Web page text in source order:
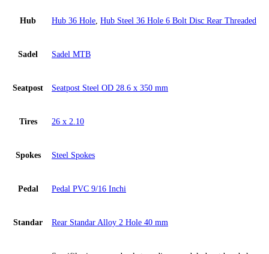
Hub Hub 36 Hole, Hub Steel 36 Hole 6 Bolt Disc Rear Threaded
Sadel Sadel MTB
Seatpost Seatpost Steel OD 28.6 x 350 mm
Tires 26 x 2.10
Spokes Steel Spokes
Pedal Pedal PVC 9/16 Inchi
Standar Rear Standar Alloy 2 Hole 40 mm